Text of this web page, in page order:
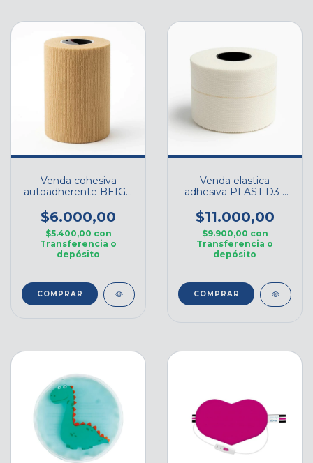
Venda cohesiva
autoadherente BEIGE
$6.000,00
$5.400,00 con
Transferencia o
depósito
COMPRAR
Venda elastica
adhesiva PLAST D3 -
$11.000,00
$9.900,00 con
Transferencia o
depósito